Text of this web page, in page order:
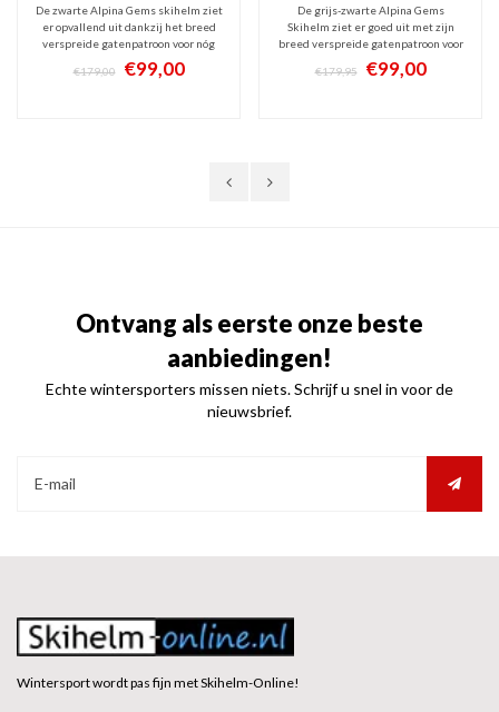
De zwarte Alpina Gems skihelm ziet
er opvallend uit dankzij het breed
verspreide gatenpatroon voor nóg
betere ventilatie die ook met
handschoenen aan bedienbaar is.
€179,00 €99,00
De grijs-zwarte Alpina Gems
Skihelm ziet er goed uit met zijn
breed verspreide gatenpatroon voor
nóg betere ventilatie. Deze
comfortabele Freeride Hybride helm
€179,95 €99,00
Ontvang als eerste onze beste
aanbiedingen!
Echte wintersporters missen niets. Schrijf u snel in voor de
nieuwsbrief.
Wintersport wordt pas fijn met Skihelm-Online!